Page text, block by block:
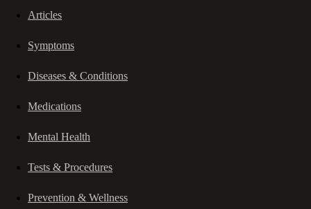
Articles
Symptoms
Diseases & Conditions
Medications
Mental Health
Tests & Procedures
Prevention & Wellness